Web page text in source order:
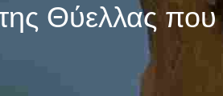
Θύελλας που